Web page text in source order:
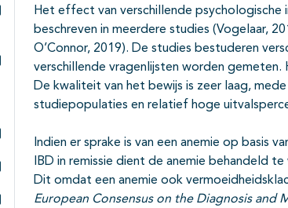
Subpagina's open- en dichtklappen
Subpagina's open- en dichtklappen
Subpagina's open- en dichtklappen
Subpagina's open- en dichtklappen
Het effect van verschillende psychologische
beschreven in meerdere studies (Vogelaar,
O’Connor, 2019). De studies bestuderen
verschillende vragenlijsten worden
De kwaliteit van het bewijs is zeer laag,
studiepopulaties en relatief hoge
Indien er sprake is van een anemie op basis
IBD in remissie dient de anemie behandeld
Dit omdat een anemie ook
European Consensus on the Diagnosis and